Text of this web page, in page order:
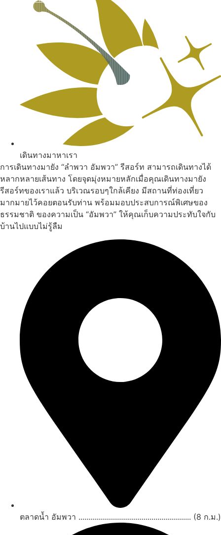
เดินทางมาหาเรา
การเดินทางมายัง “ลำพวา อัมพวา” รีสอร์ท สามารถเดินทางได้
หลากหลายเส้นทาง โดยจุดมุ่งหมายหลักเมื่อคุณเดินทางมายัง
รีสอร์ทของเราแล้ว บริเวณรอบๆใกล้เคียง มีสถานที่ท่องเที่ยว
มากมายไว้คอยตอนรับท่าน พร้อมมอบประสบการณ์พิเศษของ
ธรรมชาติ ของความเป็น “อัมพวา” ให้คุณเก็บความประทับใจกับ
บ้านไปแบบไม่รู้ลืม
ตลาดน้ำ อัมพวา ......................................................... (8 ก.ม.)